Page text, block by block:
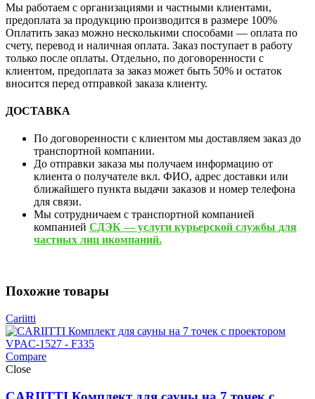
Мы работаем с организациями и частными клиентами,
предоплата за продукцию производится в размере 100%
Оплатить заказ можно несколькими способами — оплата по
счету, перевод и наличная оплата. Заказ поступает в работу
только после оплаты. Отдельно, по договоренности с
клиентом, предоплата за заказ может быть 50% и остаток
вносится перед отправкой заказа клиенту.
ДОСТАВКА
По договоренности с клиентом мы доставляем заказ до
транспортной компании.
До отправки заказа мы получаем информацию от
клиента о получателе вкл. ФИО, адрес доставки или
ближайшего пункта выдачи заказов и номер телефона
для связи.
Мы сотрудничаем с транспортной компанией
компанией СДЭК — услуги курьерской службы для
частных лиц икомпаний.
Похожие товары
Cariitti
Compare
Close